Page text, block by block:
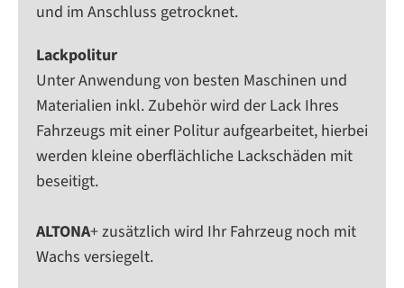
und im Anschluss getrocknet.
Lackpolitur
Unter Anwendung von besten Maschinen und
Materialien inkl. Zubehör wird der Lack Ihres
Fahrzeugs mit einer Politur aufgearbeitet, hierbei
werden kleine oberflächliche Lackschäden mit
beseitigt.
ALTONA+ zusätzlich wird Ihr Fahrzeug noch mit
Wachs versiegelt.